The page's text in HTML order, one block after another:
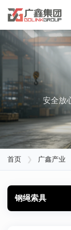
安全放
首页 ❯ 广鑫产业
钢绳索具